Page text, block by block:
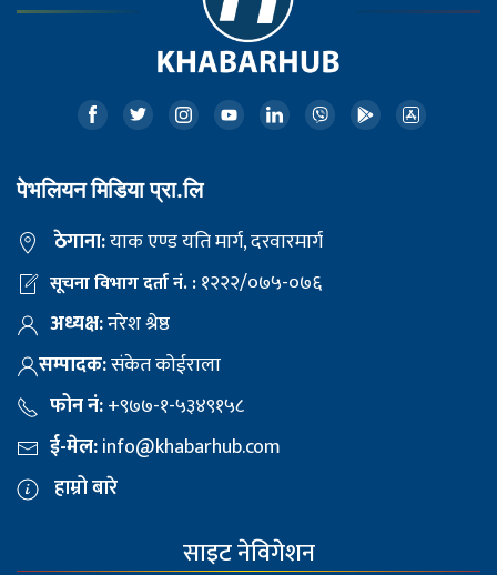
पेभलियन मिडिया प्रा.लि
ठेगाना:याक एण्ड यति मार्ग, दरवारमार्ग
सूचना विभाग दर्ता नं. :१२२२/०७५-०७६
अध्यक्ष:नरेश श्रेष्ठ
सम्पादक:संकेत कोईराला
फोन नं:+९७७-१-५३४९१५८
ई-मेल:info@khabarhub.com
हाम्रो बारे
साइट नेविगेशन